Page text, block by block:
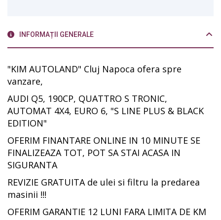
INFORMAȚII GENERALE
"KIM AUTOLAND" Cluj Napoca ofera spre
vanzare,
AUDI Q5, 190CP, QUATTRO S TRONIC,
AUTOMAT 4X4, EURO 6, "S LINE PLUS & BLACK
EDITION"
OFERIM FINANTARE ONLINE IN 10 MINUTE SE
FINALIZEAZA TOT, POT SA STAI ACASA IN
SIGURANTA
REVIZIE GRATUITA de ulei si filtru la predarea
masinii !!!
OFERIM GARANTIE 12 LUNI FARA LIMITA DE KM